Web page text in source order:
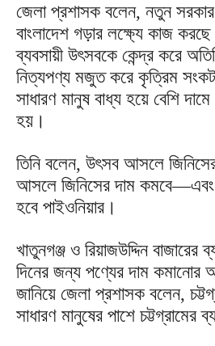
জেলা প্রশাসক বলেন, নতুন
বাংলাদেশ গড়ার লক্ষ্যে কাজ
ব্যবসায়ী উৎসবকে কেন্দ্র করে
নিত্যপণ্য মজুত করে কৃত্রিম
সাধারণ মানুষ বাধ্য হয়ে বেশি
হয়।
তিনি বলেন, উৎসব আসলে
আসলে জিনিসের দাম কমবে—এবং
হবে পাইওনিয়ার।
খাতুনগঞ্জ ও রিয়াজউদ্দিন বাজারের
দিনের জন্য পণ্যের দাম কমানোর
জানিয়ে জেলা প্রশাসক বলেন,
সাধারণ মানুষের পাশে চট্টগ্রামের